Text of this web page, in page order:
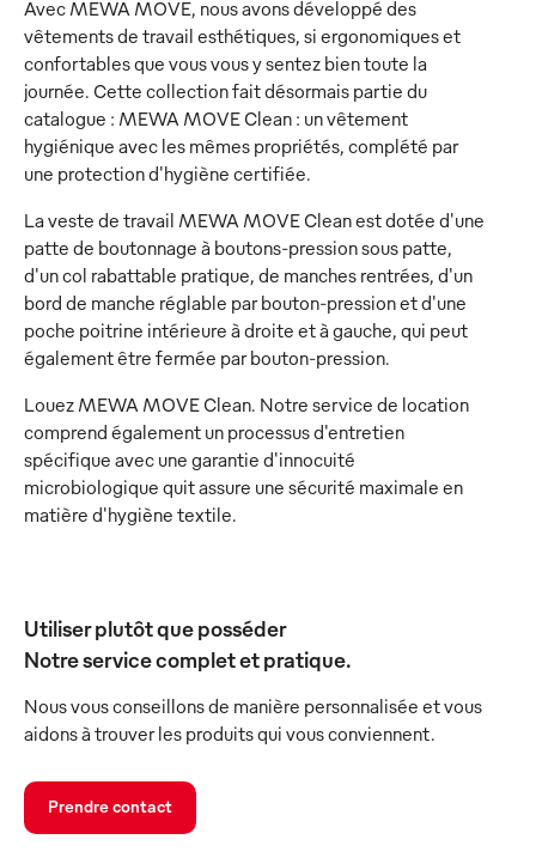
Avec MEWA MOVE, nous avons développé des
vêtements de travail esthétiques, si ergonomiques et
confortables que vous vous y sentez bien toute la
journée. Cette collection fait désormais partie du
catalogue : MEWA MOVE Clean : un vêtement
hygiénique avec les mêmes propriétés, complété par
une protection d'hygiène certifiée.
La veste de travail MEWA MOVE Clean est dotée d'une
patte de boutonnage à boutons-pression sous patte,
d'un col rabattable pratique, de manches rentrées, d'un
bord de manche réglable par bouton-pression et d'une
poche poitrine intérieure à droite et à gauche, qui peut
également être fermée par bouton-pression.
Louez MEWA MOVE Clean. Notre service de location
comprend également un processus d'entretien
spécifique avec une garantie d'innocuité
microbiologique quit assure une sécurité maximale en
matière d'hygiène textile.
Utiliser plutôt que posséder
Notre service complet et pratique.
Nous vous conseillons de manière personnalisée et vous
aidons à trouver les produits qui vous conviennent.
Prendre contact